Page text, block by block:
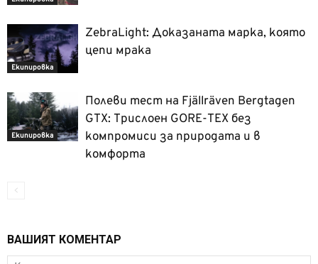
Екипировка
ZebraLight: Доказаната марка, която
цепи мрака
Екипировка
Полеви тест на Fjällräven Bergtagen
GTX: Трислоен GORE-TEX без
компромиси за природата и в
комфорта
ВАШИЯТ КОМЕНТАР